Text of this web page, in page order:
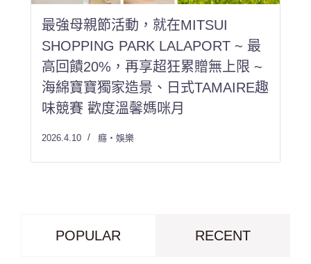
最強母親節活動，就在MITSUI
SHOPPING PARK LALAPORT ~ 最
高回饋20%，再享超狂累贈無上限 ~
海綿寶寶獨家造景、日式TAMAIRE趣
味競賽 歡度溫馨媽咪月
2026.4.10 癮・娛樂
POPULAR RECENT